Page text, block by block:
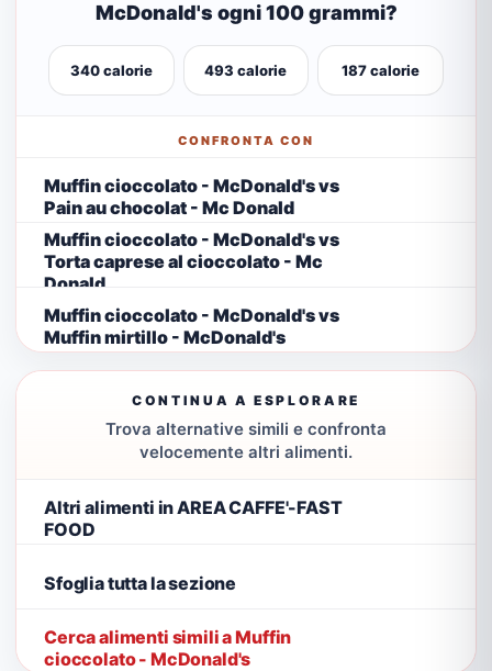
McDonald's ogni 100 grammi?
340 calorie 493 calorie 187 calorie
CONFRONTA CON
Muffin cioccolato - McDonald's vs
Pain au chocolat - Mc Donald
Muffin cioccolato - McDonald's vs
Torta caprese al cioccolato - Mc
Donald
Muffin cioccolato - McDonald's vs
Muffin mirtillo - McDonald's
CONTINUA A ESPLORARE
Trova alternative simili e confronta
velocemente altri alimenti.
Altri alimenti in AREA CAFFE'-FAST
FOOD
Sfoglia tutta la sezione
Cerca alimenti simili a Muffin
cioccolato - McDonald's